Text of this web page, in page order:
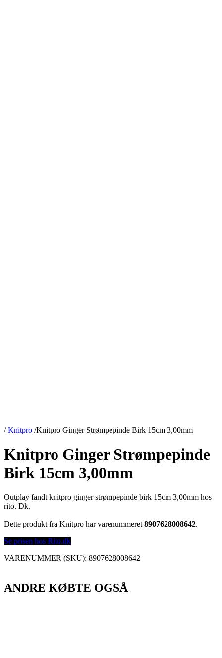
/ Knitpro /Knitpro Ginger Strømpepinde Birk 15cm 3,00mm
Knitpro Ginger Strømpepinde
Birk 15cm 3,00mm
Outplay fandt knitpro ginger strømpepinde birk 15cm 3,00mm hos
rito. Dk.
Dette produkt fra Knitpro har varenummeret 8907628008642.
Se prisen hos Rito.dk
VARENUMMER (SKU): 8907628008642
ANDRE KØBTE OGSÅ